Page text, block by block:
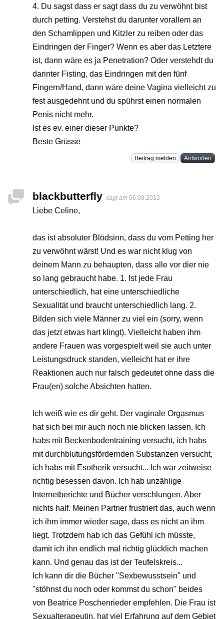
4. Du sagst dass er sagt dass du zu verwöhnt bist
durch petting. Verstehst du darunter vorallem an
den Schamlippen und Kitzler zu reiben oder das
Eindringen der Finger? Wenn es aber das Letztere
ist, dann wäre es ja Penetration? Oder verstehdt du
darinter Fisting, das Eindringen mit den fünf
Fingern/Hand, dann wäre deine Vagina vielleicht zu
fest ausgedehnt und du spührst einen normalen
Penis nicht mehr.
Ist es ev. einer dieser Punkte?
Beste Grüsse
Beitrag melden Antworten
blackbutterfly sagt am 06.08.2013
Liebe Celine,
das ist absoluter Blödsinn, dass du vom Petting her
zu verwöhnt wärst! Und es war nicht klug von
deinem Mann zu behaupten, dass alle vor dier nie
so lang gebraucht habe. 1. Ist jede Frau
unterschiedlich, hat eine unterschiedliche
Sexualität und braucht unterschiedlich lang. 2.
Bilden sich viele Männer zu viel ein (sorry, wenn
das jetzt etwas hart klingt). Vielleicht haben ihm
andere Frauen was vorgespielt weil sie auch unter
Leistungsdruck standen, vielleicht hat er ihre
Reaktionen auch nur falsch gedeutet ohne dass die
Frau(en) solche Absichten hatten.
Ich weiß wie es dir geht. Der vaginale Orgasmus
hat sich bei mir auch noch nie blicken lassen. Ich
habs mit Beckenbodentraining versucht, ich habs
mit durchblutungsfördernden Substanzen versucht,
ich habs mit Esotherik versucht... Ich war zeitweise
richtig besessen davon. Ich hab unzählige
Internetberichte und Bücher verschlungen. Aber
nichts half. Meinen Partner frustriert das, auch wenn
ich ihm immer wieder sage, dass es nicht an ihm
liegt. Trotzdem hab ich das Gefühl ich müsste,
damit ich ihn endlich mal richtig glücklich machen
kann. Und genau das ist der Teufelskreis...
Ich kann dir die Bücher "Sexbewusstsein" und
"stöhnst du noch oder kommst du schon" beides
von Beatrice Poschenrieder empfehlen. Die Frau ist
Sexualterapeutin, hat viel Erfahrung auf dem Gebiet